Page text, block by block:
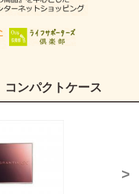
ンパクトケース
>